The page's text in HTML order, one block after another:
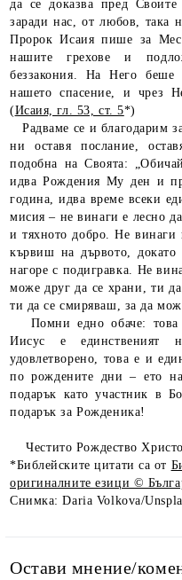
да се доказва пред
заради нас, от любов, така
Пророк Исаия пише за
нашите грехове и
беззакония. На Него беше
нашето спасение, и чрез
(Исаия, гл. 53, ст. 5*)
Радваме се и благодарим
ни оставя послание,
подобна на Своята:
идва Рождения Му ден и
година, идва време всеки
мисия – не винаги е лесно
и тяхното добро. Не винаги
кървиш на дървото, докато
нагоре с подигравка. Не
може друг да се храни, ти
ти да се смиряваш, за да
Помни едно обаче: това
Иисус е единственият
удовлетворено, това е и
по рождените дни – ето
подарък като участник в
подарък за Рожденика!
Честито Рождество
*Библейските цитати са от
оригиналните езици ©
Снимка: Daria Volkova/
Остави мнение/